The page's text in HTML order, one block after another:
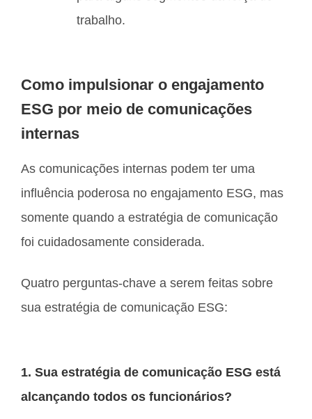
trabalho.
Como impulsionar o engajamento
ESG por meio de comunicações
internas
As comunicações internas podem ter uma
influência poderosa no engajamento ESG, mas
somente quando a estratégia de comunicação
foi cuidadosamente considerada.
Quatro perguntas-chave a serem feitas sobre
sua estratégia de comunicação ESG:
1. Sua estratégia de comunicação ESG está
alcançando todos os funcionários?